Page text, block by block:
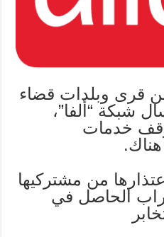
قرى وبلدات قضاء
شبكة “ألفا”،
خدمات
هناك.
من مشتركيها
الحاصل في